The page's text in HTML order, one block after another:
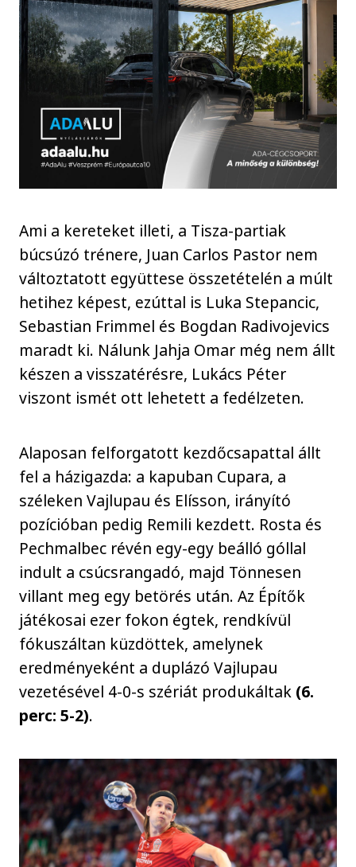
Ami a kereteket illeti, a Tisza-partiak
búcsúzó trénere, Juan Carlos Pastor nem
változtatott együttese összetételén a múlt
hetihez képest, ezúttal is Luka Stepancic,
Sebastian Frimmel és Bogdan Radivojevics
maradt ki. Nálunk Jahja Omar még nem állt
készen a visszatérésre, Lukács Péter
viszont ismét ott lehetett a fedélzeten.
Alaposan felforgatott kezdőcsapattal állt
fel a házigazda: a kapuban Cupara, a
széleken Vajlupau és Elísson, irányító
pozícióban pedig Remili kezdett. Rosta és
Pechmalbec révén egy-egy beálló góllal
indult a csúcsrangadó, majd Tönnesen
villant meg egy betörés után. Az Építők
játékosai ezer fokon égtek, rendkívül
fókuszáltan küzdöttek, amelynek
eredményeként a duplázó Vajlupau
vezetésével 4-0-s szériát produkáltak (6.
perc: 5-2).